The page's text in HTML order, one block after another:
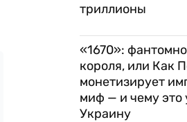
триллионы
«1670»:
короля, или Как
монетизирует
миф — и чему это
Украину